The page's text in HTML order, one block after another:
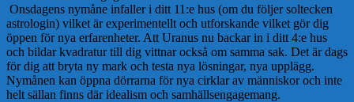
Onsdagens nymåne infaller i ditt 11:e hus (om du följer soltecken
astrologin) vilket är experimentellt och utforskande vilket gör dig
öppen för nya erfarenheter. Att Uranus nu backar in i ditt 4:e hus
och bildar kvadratur till dig vittnar också om samma sak. Det är dags
för dig att bryta ny mark och testa nya lösningar, nya upplägg.
Nymånen kan öppna dörrarna för nya cirklar av människor och inte
helt sällan finns där idealism och samhällsengagemang.